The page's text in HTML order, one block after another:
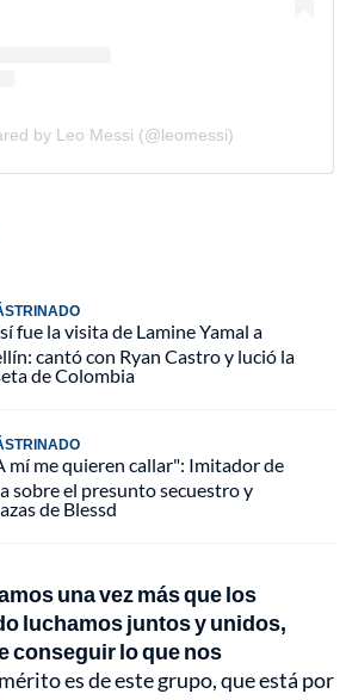
by Leo Messi (@leomessi)
fue la visita de Lamine Yamal a
cantó con Ryan Castro y lució la
de Colombia
mí me quieren callar": Imitador de
sobre el presunto secuestro y
de Blessd
una vez más que los
luchamos juntos y unidos,
conseguir lo que nos
es de este grupo, que está por